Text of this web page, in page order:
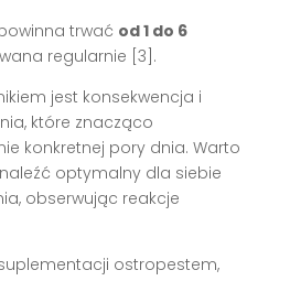
trwać od 1 do 6
regularnie [3].
jest konsekwencja i
które znacząco
konkretnej pory dnia. Warto
optymalny dla siebie
obserwując reakcje
ostropestem,